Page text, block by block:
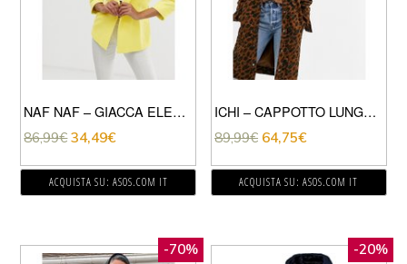
NAF NAF – GIACCA ELEGANTE LUNGO MORBIDO CON CINTURA-GIALLO
86,99€ 34,49€
ACQUISTA SU: ASOS.COM IT
ICHI – CAPPOTTO LUNGO IN TESSUTO A COSTE CON STAMPA LEOPARDATA-MULTICOLORE
89,99€ 64,75€
ACQUISTA SU: ASOS.COM IT
-70% -20%